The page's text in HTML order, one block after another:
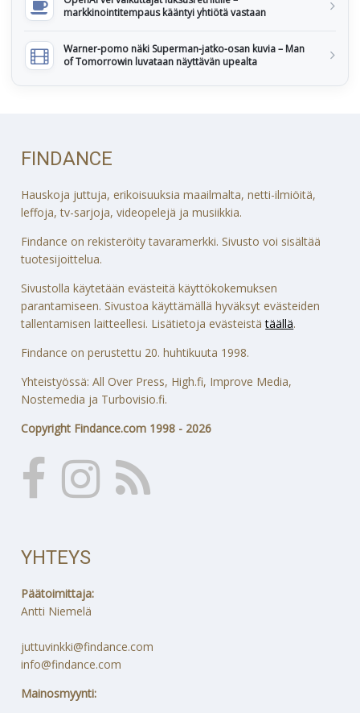
markkinointitempaus kääntyi yhtiötä vastaan
Warner-pomo näki Superman-jatko-osan kuvia – Man
of Tomorrowin luvataan näyttävän upealta
FINDANCE
Hauskoja juttuja, erikoisuuksia maailmalta, netti-ilmiöitä,
leffoja, tv-sarjoja, videopelejä ja musiikkia.
Findance on rekisteröity tavaramerkki. Sivusto voi sisältää
tuotesijoittelua.
Sivustolla käytetään evästeitä käyttökokemuksen
parantamiseen. Sivustoa käyttämällä hyväksyt evästeiden
tallentamisen laitteellesi. Lisätietoja evästeistätäällä.
Findance on perustettu 20. huhtikuuta 1998.
Yhteistyössä: All Over Press, High.fi, Improve Media,
Nostemedia ja Turbovisio.fi.
Copyright Findance.com 1998 - 2026
YHTEYS
Päätoimittaja:
Antti Niemelä
juttuvinkki@findance.com
info@findance.com
Mainosmyynti: